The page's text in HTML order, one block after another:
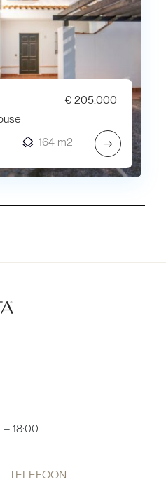
€ 205.000
164 m2 →
– 18:00
TELEFOON